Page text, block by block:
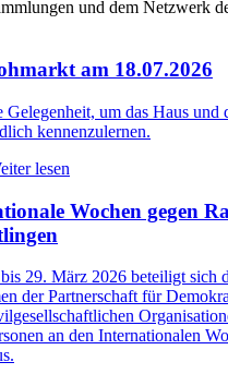
und dem Netzwerk
am 18.07.2026
Gelegenheit, um das Haus und
kennenzulernen.
lesen
Wochen gegen
29. März 2026 beteiligt sich
der Partnerschaft für
an den Internationalen